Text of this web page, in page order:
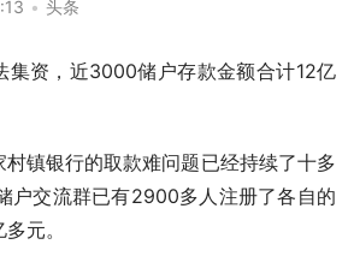
• 头条
集资，近3000储户存款金额合计12亿
镇银行的取款难问题已经持续了十多
户交流群已有2900多人注册了各自的
元。